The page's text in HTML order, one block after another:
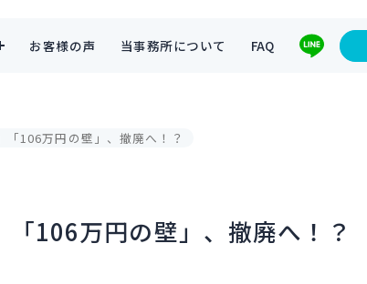
お客様の声 当事務所について FAQ
106万円の壁」、撤廃へ！？
106万円の壁」、撤廃へ！？